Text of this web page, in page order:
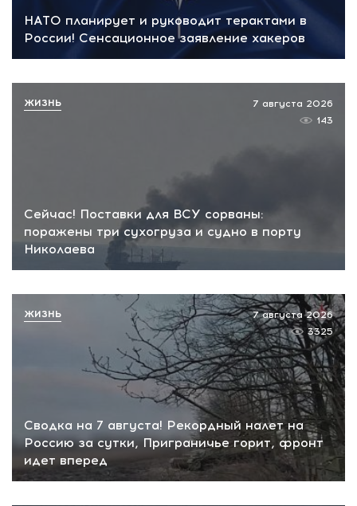
НАТО планирует и руководит терактами в
России! Сенсационное заявление хакеров
Сейчас! Поставки для ВСУ сорваны:
поражены три сухогруза и судно в порту
Николаева
7 августа 2026
143
ЖИЗНЬ
Сводка на 7 августа! Рекордный налет на
Россию за сутки, Приграничье горит, фронт
идет вперед
7 августа 2026
3325
ЖИЗНЬ